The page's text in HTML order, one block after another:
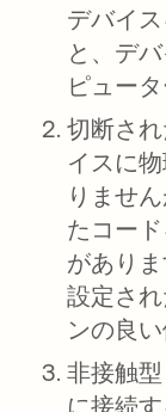
デバイ
と、デ
ピュー
切断さ
イスに
りませ
たコー
があり
設定さ
ンの良い
非接触
に接続